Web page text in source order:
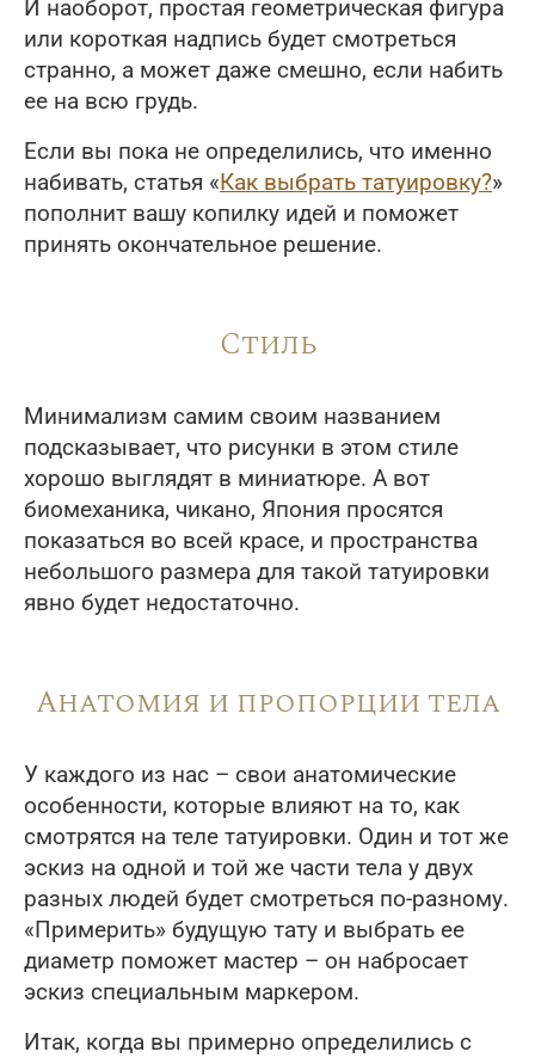
И наоборот, простая геометрическая фигура
или короткая надпись будет смотреться
странно, а может даже смешно, если набить
ее на всю грудь.
Если вы пока не определились, что именно
набивать, статья «Как выбрать татуировку?»
пополнит вашу копилку идей и поможет
принять окончательное решение.
Стиль
Минимализм самим своим названием
подсказывает, что рисунки в этом стиле
хорошо выглядят в миниатюре. А вот
биомеханика, чикано, Япония просятся
показаться во всей красе, и пространства
небольшого размера для такой татуировки
явно будет недостаточно.
Анатомия и пропорции тела
У каждого из нас – свои анатомические
особенности, которые влияют на то, как
смотрятся на теле татуировки. Один и тот же
эскиз на одной и той же части тела у двух
разных людей будет смотреться по-разному.
«Примерить» будущую тату и выбрать ее
диаметр поможет мастер – он набросает
эскиз специальным маркером.
Итак, когда вы примерно определились с